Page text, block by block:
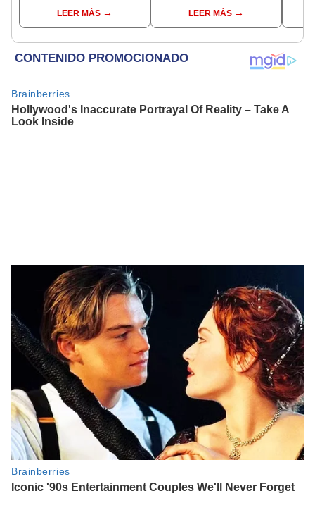
capturados por Ucrania
LEER MÁS LEER MÁS